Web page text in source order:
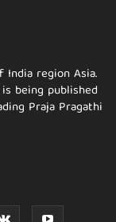
India region Asia.
being published
Praja Pragathi